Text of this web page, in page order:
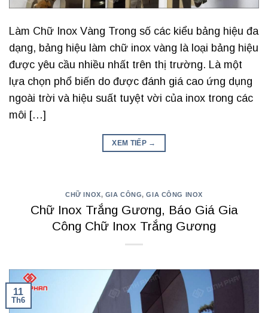
Làm Chữ Inox Vàng Trong số các kiểu bảng hiệu đa
dạng, bảng hiệu làm chữ inox vàng là loại bảng hiệu
được yêu cầu nhiều nhất trên thị trường. Là một
lựa chọn phổ biến do được đánh giá cao ứng dụng
ngoài trời và hiệu suất tuyệt vời của inox trong các
môi […]
XEM TIẾP →
CHỮ INOX, GIA CÔNG,GIA CÔNG INOX
Chữ Inox Trắng Gương, Báo Giá Gia
Công Chữ Inox Trắng Gương
11
Th6